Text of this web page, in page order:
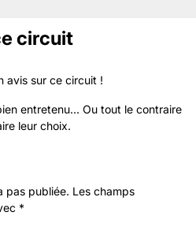
circuit
avis sur ce circuit !
entretenu... Ou tout le contraire
leur choix.
pas publiée. Les champs
*